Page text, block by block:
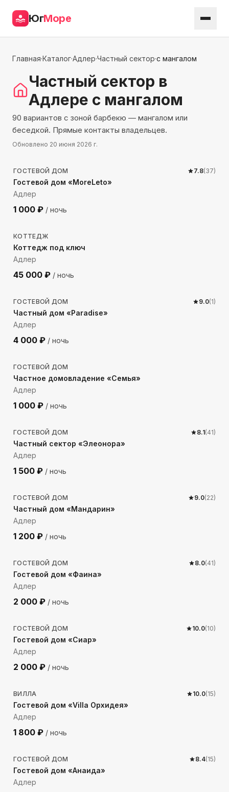
ЮгМоре
Главная·Каталог·Адлер·Частный сектор·с мангалом
Частный сектор в
Адлере с мангалом
90 вариантов с зоной барбекю — мангалом или
беседкой. Прямые контакты владельцев.
Обновлено 20 июня 2026 г.
1183 м до моря
ГОСТЕВОЙ ДОМ 7.8(37)
Гостевой дом «MoreLeto»
Адлер
1 000 ₽ / ночь
3867 м до моря
КОТТЕДЖ
Коттедж под ключ
Адлер
45 000 ₽ / ночь
683м до моря
ГОСТЕВОЙ ДОМ 9.0(1)
Частный дом «Paradise»
Адлер
4 000 ₽ / ночь
609м до моря
ГОСТЕВОЙ ДОМ
Частное домовладение «Семья»
Адлер
1 000 ₽ / ночь
565м до моря
ГОСТЕВОЙ ДОМ 8.1(41)
Частный сектор «Элеонора»
Адлер
1 500 ₽ / ночь
304 м до моря
ГОСТЕВОЙ ДОМ 9.0(22)
Частный дом «Мандарин»
Адлер
1 200 ₽ / ночь
318м до моря
ГОСТЕВОЙ ДОМ 8.0(41)
Гостевой дом «Фаина»
Адлер
2 000 ₽ / ночь
372м до моря
ГОСТЕВОЙ ДОМ 10.0(10)
Гостевой дом «Сиар»
Адлер
2 000 ₽ / ночь
215 м до моря
ВИЛЛА 10.0(15)
Гостевой дом «Villa Орхидея»
Адлер
1 800 ₽ / ночь
1070 м до моря
ГОСТЕВОЙ ДОМ 8.4(15)
Гостевой дом «Анаида»
Адлер